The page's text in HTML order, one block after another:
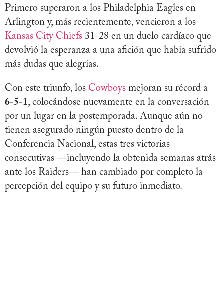
Primero superaron a los Philadelphia Eagles en
Arlington y, más recientemente, vencieron a los
Kansas City Chiefs 31-28 en un duelo cardíaco que
devolvió la esperanza a una afición que había sufrido
más dudas que alegrías.
Con este triunfo, los Cowboys mejoran su récord a
6-5-1, colocándose nuevamente en la conversación
por un lugar en la postemporada. Aunque aún no
tienen asegurado ningún puesto dentro de la
Conferencia Nacional, estas tres victorias
consecutivas —incluyendo la obtenida semanas atrás
ante los Raiders— han cambiado por completo la
percepción del equipo y su futuro inmediato.